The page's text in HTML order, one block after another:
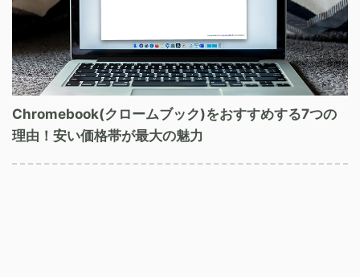
Chromebook(クロームブック)をおすすめする7つの
理由！安い価格帯が最大の魅力